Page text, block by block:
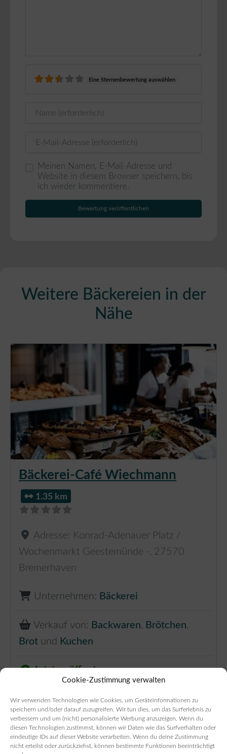
Cookie-Zustimmung verwalten
Wir verwenden Technologien wie Cookies, um Geräteinformationen zu
speichern und/oder darauf zuzugreifen. Wir tun dies, um das Surferlebnis zu
verbessern und um (nicht) personalisierte Werbung anzuzeigen. Wenn du
diesen Technologien zustimmst, können wir Daten wie das Surfverhalten oder
eindeutige IDs auf dieser Website verarbeiten. Wenn du deine Zustimmung
nicht erteilst oder zurückziehst, können bestimmte Funktionen beeinträchtigt
Eine Sternenbewertung auswählen
Meinen Namen, E-Mail-Adresse und
Website in diesem Browser speichern, bis
ich wieder kommentiere.
Weitere Bäckereien in der
Nähe
Bäckerei-Café Wiechmann
1.35 km
Adresse: Konrad-Adenauer Platz /
Wochenmarkt Geestemünde -, 27570
Bremerhaven
Unternehmen: Bäckerei
Verkauf von: Backwaren, Brötchen,
Brot und Kuchen
Jetzt geöffnet:
Verkauf von Brötchen,
Zur Bäckerei